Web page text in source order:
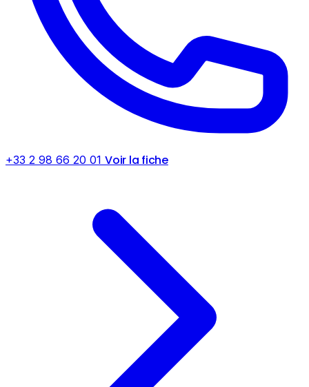
+33 2 98 66 20 01 Voir la fiche